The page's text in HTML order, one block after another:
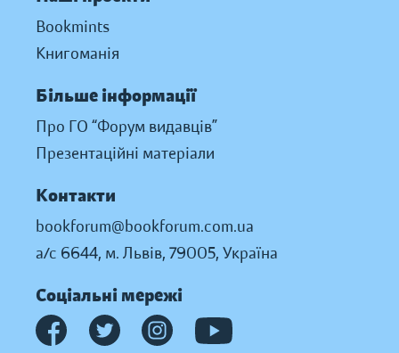
Bookmints
Книгоманія
Більше інформації
Про ГО “Форум видавців”
Презентаційні матеріали
Контакти
bookforum@bookforum.com.ua
а/с 6644, м. Львів, 79005, Україна
Соціальні мережі